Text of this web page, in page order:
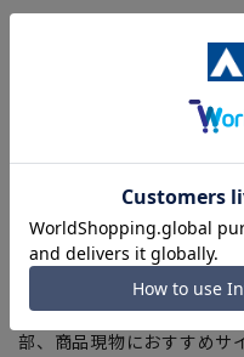
【シルエット】《標準》 (
【商品に関するご注意】
■商品画像はサンプルのた
ある場合がございますので
■ゆとり感には個人差があ
入の目安としてご利用くだ
■生地や仕様・デザインに
干の誤差が生じる場合がご
■サイズスペックは仕上が
部、商品現物におすすめサ